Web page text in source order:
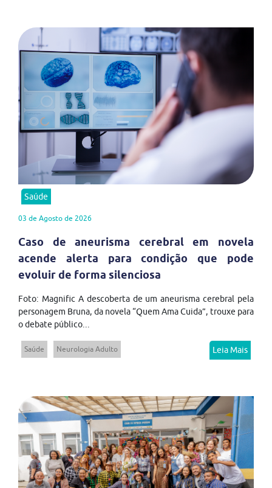
Saúde
03 de Agosto de 2026
Caso de aneurisma cerebral em novela
acende alerta para condição que pode
evoluir de forma silenciosa
Foto: Magnific A descoberta de um aneurisma cerebral pela
personagem Bruna, da novela “Quem Ama Cuida”, trouxe para
o debate público...
Saúde Neurologia Adulto Leia Mais